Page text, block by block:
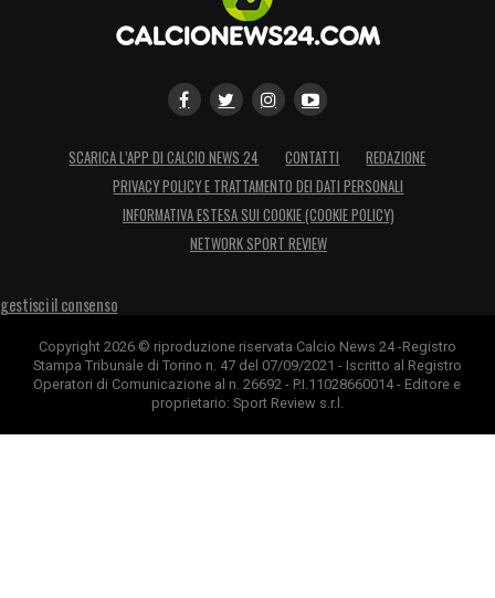
SCARICA L’APP DI CALCIO NEWS 24 CONTATTI
REDAZIONE
PRIVACY POLICY E TRATTAMENTO DEI DATI PERSONALI
INFORMATIVA ESTESA SUI COOKIE (COOKIE POLICY)
NETWORK SPORT REVIEW
gestisci il consenso
Copyright 2026 © riproduzione riservata Calcio News 24 -Registro
Stampa Tribunale di Torino n. 47 del 07/09/2021 - Iscritto al Registro
Operatori di Comunicazione al n. 26692 - P.I.11028660014 - Editore e
proprietario: Sport Review s.r.l.